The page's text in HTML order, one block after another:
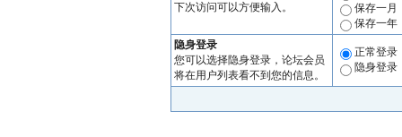
下次访问可以方便输入。
保存一月
保存一年
隐身登录
您可以选择隐身登录，论坛会员
将在用户列表看不到您的信息。
正常登录
隐身登录